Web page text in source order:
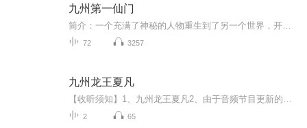
九州第一仙门
72 3257
九州龙王夏凡
2 65